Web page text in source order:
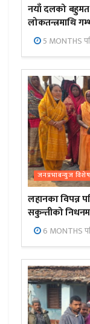
नयाँ दलको बहुमत
लोकतन्त्रमाथि
5 MONTHS
जनप्रभाबन्युज विशेष
लहानका विपन्न
सकुन्तीको
6 MONTHS